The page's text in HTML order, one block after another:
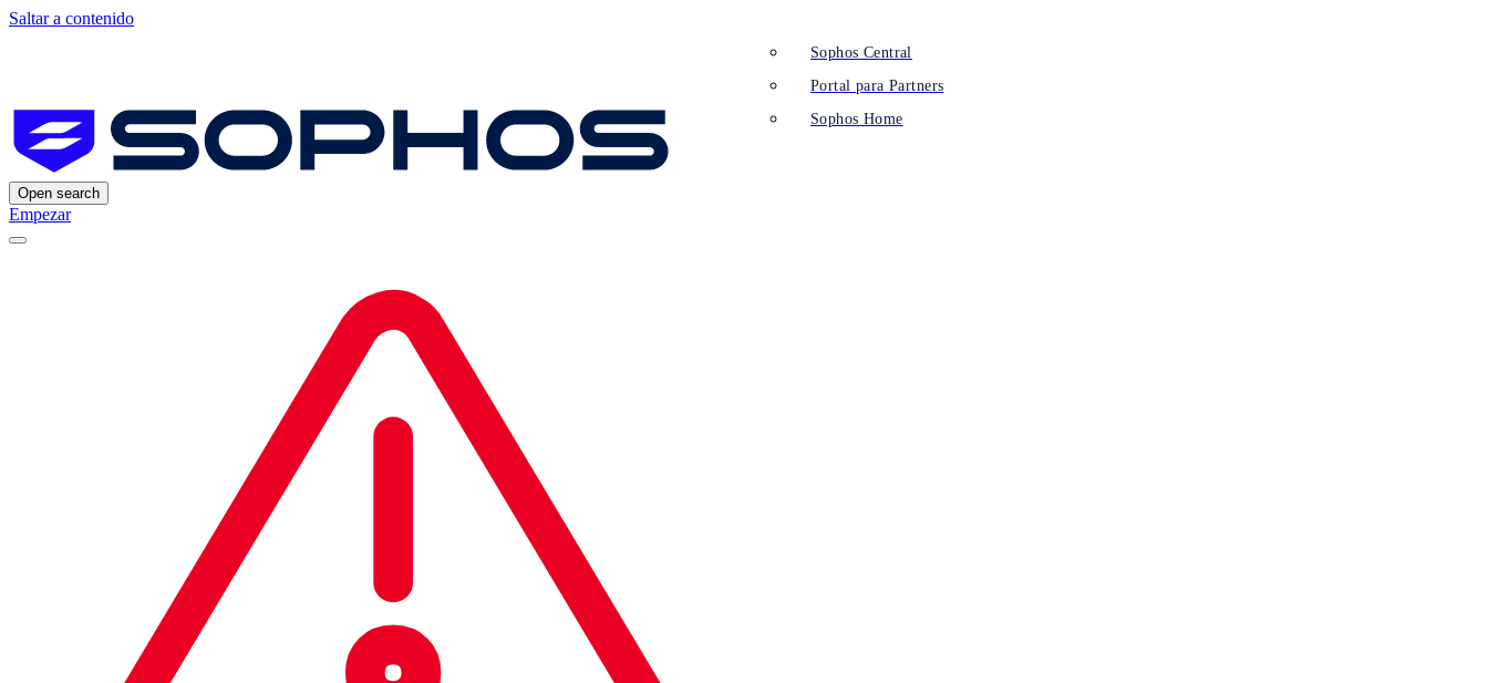
Saltar a contenido
Open search
Empezar
Sophos Central
Portal para Partners
Sophos Home